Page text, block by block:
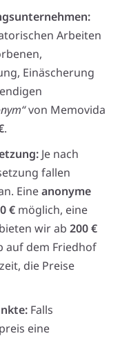
Arbeiten
Einäscherung
von Memovida
.
Je nach
fallen
Eineanonyme
€ möglich, eine
bieten wir ab 200 €
auf dem Friedhof
die Preise
Falls
eine